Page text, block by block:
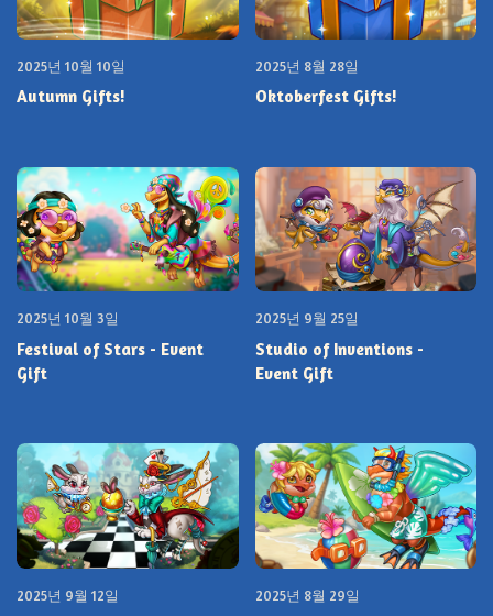
2025년 10월 10일
Autumn Gifts!
2025년 8월 28일
Oktoberfest Gifts!
2025년 10월 3일
Festival of Stars - Event
Gift
2025년 9월 25일
Studio of Inventions -
Event Gift
2025년 9월 12일 2025년 8월 29일